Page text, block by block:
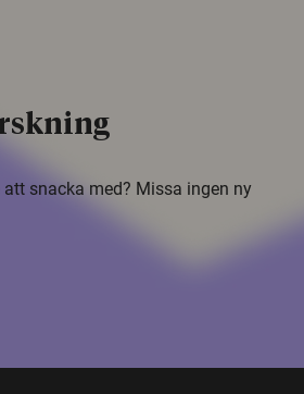
snacka med? Missa ingen ny